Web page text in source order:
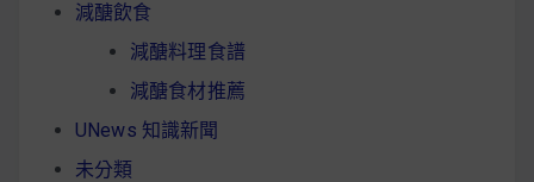
減醣飲食
減醣料理食譜
減醣食材推薦
UNews 知識新聞
未分類